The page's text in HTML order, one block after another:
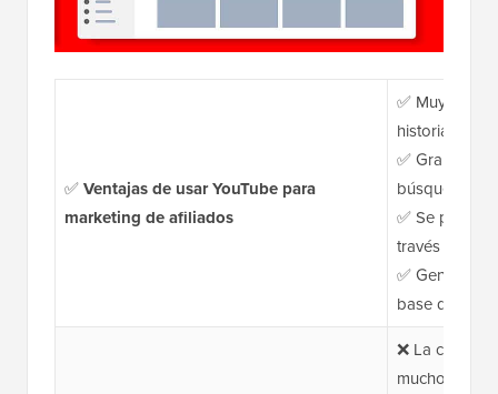
✅Ventajas de usar YouTube para
marketing de afiliados
✅ Muy
historias
✅ Gran
búsquedas y
✅ Se puede
través del
✅ Genial
base de
❌ La
mucho